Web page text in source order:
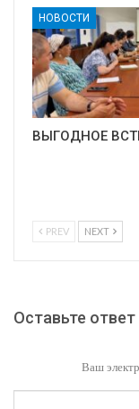
НОВОСТИ
ВЫГОДНОЕ
PREV NEXT
Оставьте ответ
Ваш